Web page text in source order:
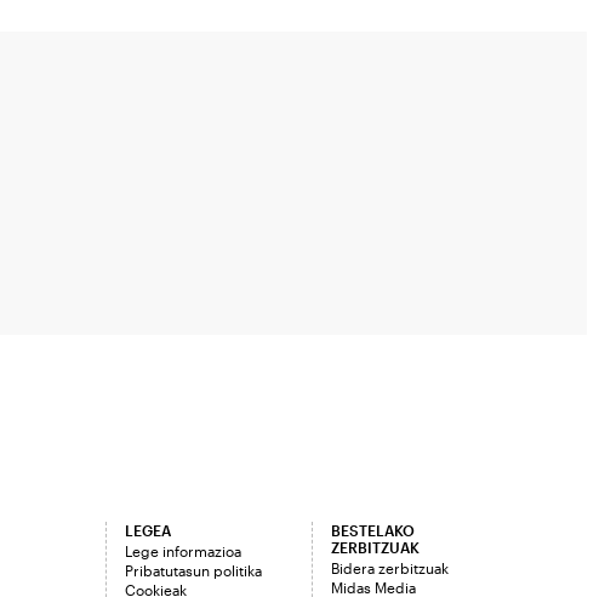
LEGEA
Lege informazioa
Pribatutasun politika
Cookieak
BESTELAKO
ZERBITZUAK
Bidera zerbitzuak
Midas Media